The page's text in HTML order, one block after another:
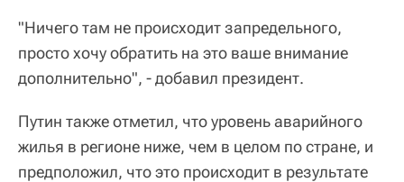
"Ничего там не происходит запредельного,
просто хочу обратить на это ваше внимание
дополнительно", - добавил президент.
Путин также отметил, что уровень аварийного
жилья в регионе ниже, чем в целом по стране, и
предположил, что это происходит в результате